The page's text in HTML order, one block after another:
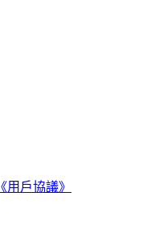
《用戶協議》